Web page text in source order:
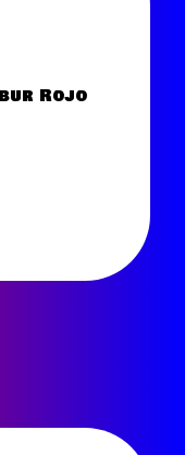
Rojo